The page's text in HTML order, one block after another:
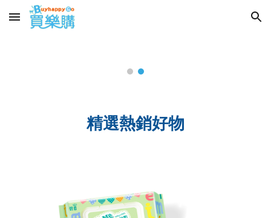
Skip to main content Skip to navigation
精選熱銷好物